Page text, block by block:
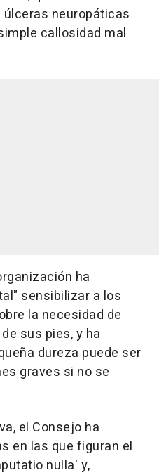
neuropáticas
callosidad mal
ha
sensibilizar a los
la necesidad de
sus pies, y ha
dureza puede ser
graves si no se
el Consejo ha
en las que figuran el
nulla' y,